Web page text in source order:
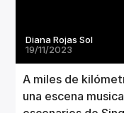
Diana Rojas Sol
19/11/2023
A miles de
una escena